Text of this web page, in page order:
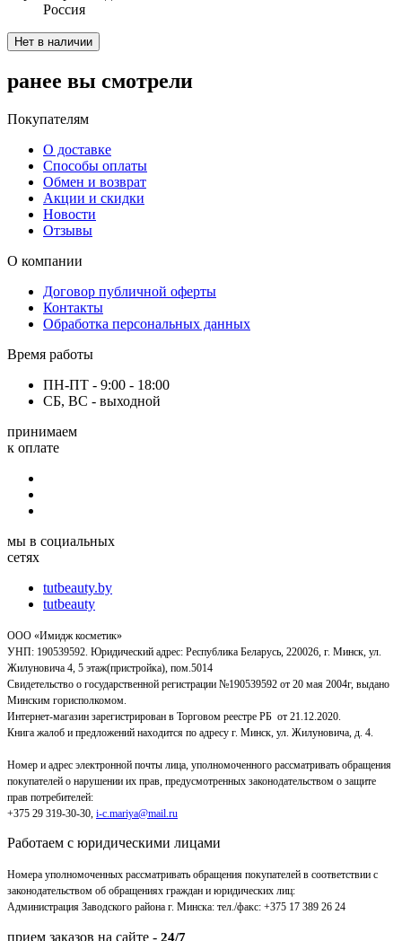
Россия
Нет в наличии
ранее вы смотрели
Покупателям
О доставке
Способы оплаты
Обмен и возврат
Акции и скидки
Новости
Отзывы
О компании
Договор публичной оферты
Контакты
Обработка персональных данных
Время работы
ПН-ПТ - 9:00 - 18:00
СБ, ВС - выходной
принимаем
к оплате
мы в социальных
сетях
tutbeauty.by
tutbeauty
ООО «Имидж косметик»
УНП: 190539592. Юридический адрес: Республика Беларусь, 220026, г. Минск, ул.
Жилуновича 4, 5 этаж(пристройка), пом.5014
Свидетельство о государственной регистрации №190539592 от 20 мая 2004г, выдано
Минским горисполкомом.
Интернет-магазин зарегистрирован в Торговом реестре РБ от 21.12.2020.
Книга жалоб и предложений находится по адресу г. Минск, ул. Жилуновича, д. 4.
Номер и адрес электронной почты лица, уполномоченного рассматривать обращения
покупателей о нарушении их прав, предусмотренных законодательством о защите
прав потребителей:
+375 29 319-30-30, i-c.mariya@mail.ru
Работаем с юридическими лицами
Номера уполномоченных рассматривать обращения покупателей в соответствии с
законодательством об обращениях граждан и юридических лиц:
Администрация Заводского района г. Минска: тел./факс: +375 17 389 26 24
прием заказов на сайте - 24/7